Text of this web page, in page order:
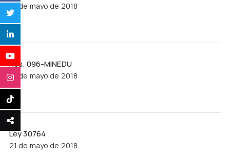
21 de mayo de 2018
Res. 096-MINEDU
21 de mayo de 2018
Ley 30764
21 de mayo de 2018